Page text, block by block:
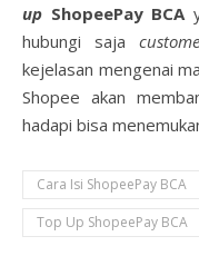
up ShopeePay BCA
hubungi saja
kejelasan mengenai
Shopee akan
hadapi bisa
Cara Isi ShopeePay BCA
Top Up ShopeePay BCA